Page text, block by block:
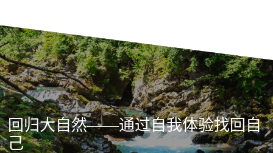
回归大自然——通过自我体验找回自
己